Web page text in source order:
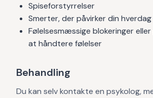
Spiseforstyrrelser
Smerter, der påvirker din hverdag
Følelsesmæssige blokeringer
at håndtere følelser
Behandling
Du kan selv kontakte en psykolog,